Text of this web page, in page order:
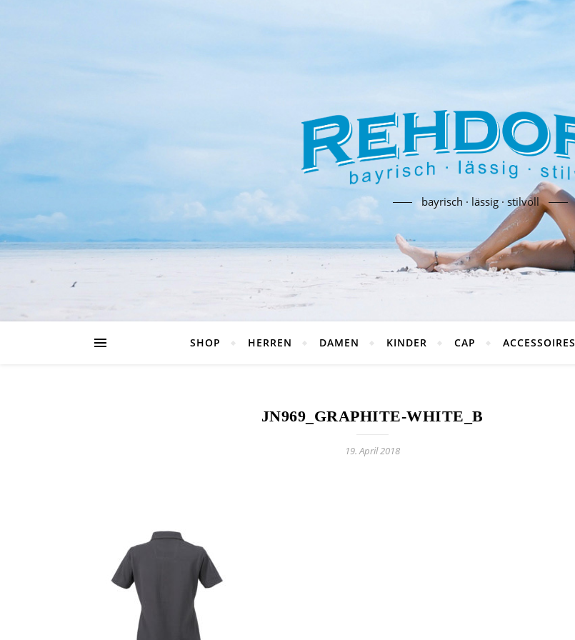
bayrisch · lässig · stilvoll
SHOP HERREN DAMEN KINDER CAP ACCESSOIRES
JN969_GRAPHITE-WHITE_B
19. April 2018